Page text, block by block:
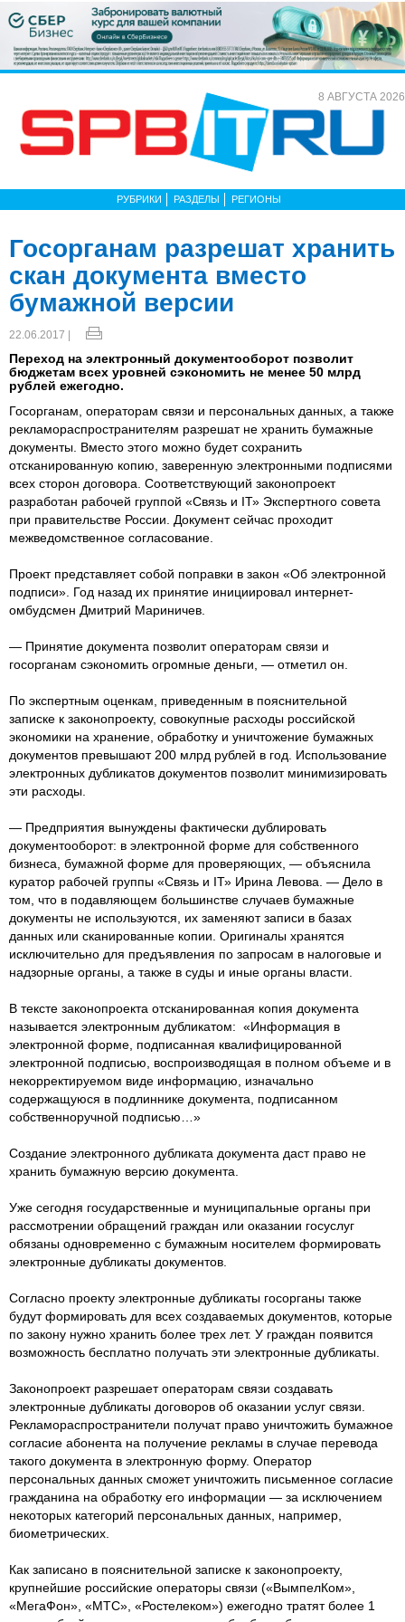
8 АВГУСТА 2026
РУБРИКИ РАЗДЕЛЫ РЕГИОНЫ
Госорганам разрешат хранить
скан документа вместо
бумажной версии
22.06.2017 |
Переход на электронный документооборот позволит
бюджетам всех уровней сэкономить не менее 50 млрд
рублей ежегодно.
Госорганам, операторам связи и персональных данных, а также
рекламораспространителям разрешат не хранить бумажные
документы. Вместо этого можно будет сохранить
отсканированную копию, заверенную электронными подписями
всех сторон договора. Соответствующий законопроект
разработан рабочей группой «Связь и IТ» Экспертного совета
при правительстве России. Документ сейчас проходит
межведомственное согласование.
Проект представляет собой поправки в закон «Об электронной
подписи». Год назад их принятие инициировал интернет-
омбудсмен Дмитрий Мариничев.
— Принятие документа позволит операторам связи и
госорганам сэкономить огромные деньги, — отметил он.
По экспертным оценкам, приведенным в пояснительной
записке к законопроекту, совокупные расходы российской
экономики на хранение, обработку и уничтожение бумажных
документов превышают 200 млрд рублей в год. Использование
электронных дубликатов документов позволит минимизировать
эти расходы.
— Предприятия вынуждены фактически дублировать
документооборот: в электронной форме для собственного
бизнеса, бумажной форме для проверяющих, — объяснила
куратор рабочей группы «Связь и IТ» Ирина Левова. — Дело в
том, что в подавляющем большинстве случаев бумажные
документы не используются, их заменяют записи в базах
данных или сканированные копии. Оригиналы хранятся
исключительно для предъявления по запросам в налоговые и
надзорные органы, а также в суды и иные органы власти.
В тексте законопроекта отсканированная копия документа
называется электронным дубликатом: «Информация в
электронной форме, подписанная квалифицированной
электронной подписью, воспроизводящая в полном объеме и в
некорректируемом виде информацию, изначально
содержащуюся в подлиннике документа, подписанном
собственноручной подписью…»
Создание электронного дубликата документа даст право не
хранить бумажную версию документа.
Уже сегодня государственные и муниципальные органы при
рассмотрении обращений граждан или оказании госуслуг
обязаны одновременно с бумажным носителем формировать
электронные дубликаты документов.
Согласно проекту электронные дубликаты госорганы также
будут формировать для всех создаваемых документов, которые
по закону нужно хранить более трех лет. У граждан появится
возможность бесплатно получать эти электронные дубликаты.
Законопроект разрешает операторам связи создавать
электронные дубликаты договоров об оказании услуг связи.
Рекламораспространители получат право уничтожить бумажное
согласие абонента на получение рекламы в случае перевода
такого документа в электронную форму. Оператор
персональных данных сможет уничтожить письменное согласие
гражданина на обработку его информации — за исключением
некоторых категорий персональных данных, например,
биометрических.
Как записано в пояснительной записке к законопроекту,
крупнейшие российские операторы связи («ВымпелКом»,
«МегаФон», «МТС», «Ростелеком») ежегодно тратят более 1